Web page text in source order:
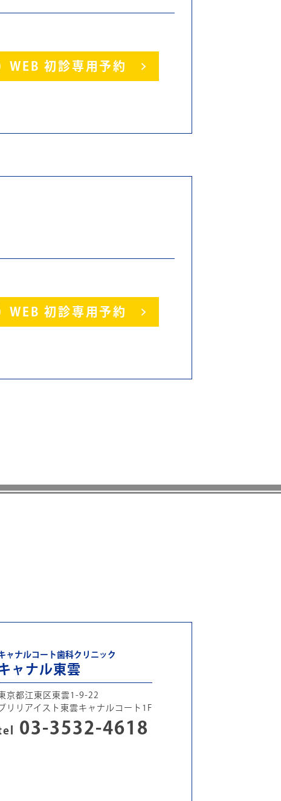
WEB 初診専用予約
WEB 初診専用予約
ャナルコート歯科クリニック
ャナル東雲
京都江東区東雲1-9-22
リリアイスト東雲キャナルコート1F
03-3532-4618